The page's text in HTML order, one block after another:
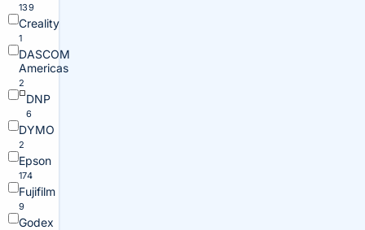
139
Creality
1
DASCOM
Americas
2
DNP
6
DYMO
2
Epson
174
Fujifilm
9
Godex